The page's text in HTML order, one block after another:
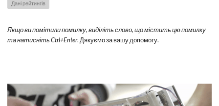
Дані рейтингів
Якщо ви помітили помилку, виділіть слово, що містить цю помилку
та натисніть Ctrl+Enter. Дякуємо за вашу допомогу.